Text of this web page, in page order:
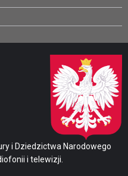
i Dziedzictwa Narodowego
i telewizji.